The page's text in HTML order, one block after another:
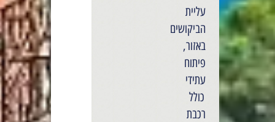
עליית
הביקושים
באזור,
פיתוח
עתידי
כולל
רכבת